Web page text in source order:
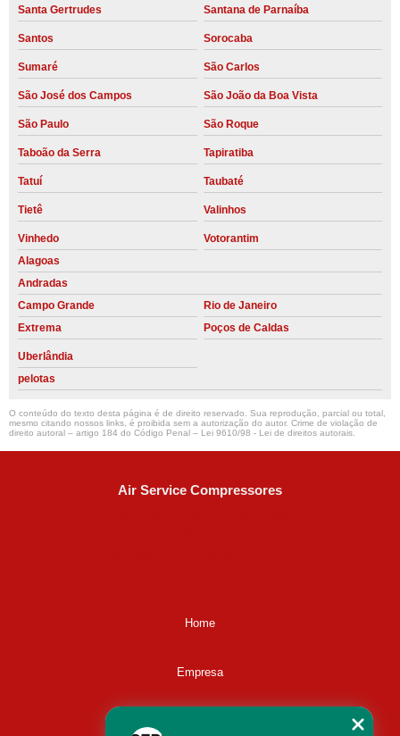
Santa Gertrudes Santana de Parnaíba
Santos Sorocaba
Sumaré São Carlos
São José dos Campos São João da Boa Vista
São Paulo São Roque
Taboão da Serra Tapiratiba
Tatuí Taubaté
Tietê Valinhos
Vinhedo
Votorantim
Alagoas
Andradas
Campo Grande
Rio de Janeiro
Extrema
Poços de Caldas
Uberlândia
pelotas
O conteúdo do texto desta página é de direito reservado. Sua reprodução, parcial ou total,
mesmo citando nossos links, é proibida sem a autorização do autor. Crime de violação de
direito autoral – artigo 184 do Código Penal – Lei 9610/98 - Lei de direitos autorais.
Air Service Compressores
Home
Empresa